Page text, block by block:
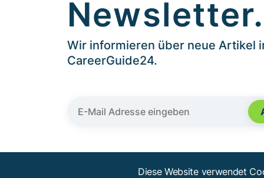
Newsletter.
Wir informieren über neue Artikel
CareerGuide24.
Diese Website verwendet